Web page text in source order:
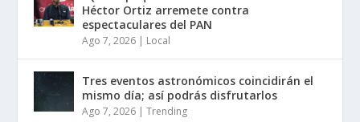
Héctor Ortiz arremete contra
espectaculares del PAN
Ago 7, 2026 | Local
Tres eventos astronómicos coincidirán el
mismo día; así podrás disfrutarlos
Ago 7, 2026 |Trending